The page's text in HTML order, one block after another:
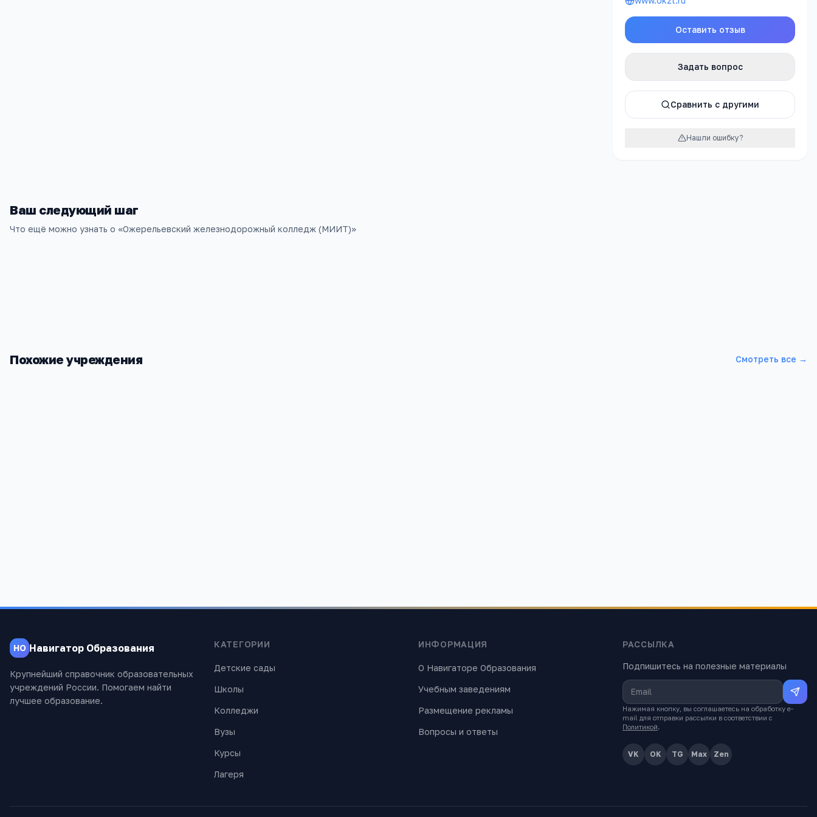
Оставить отзыв
Задать вопрос
Сравнить с другими
Нашли ошибку?
Ваш следующий шаг
Что ещё можно узнать о «Ожерельевский железнодорожный колледж (МИИТ)»
Похожие учреждения Смотреть все →
НО Навигатор Образования
Крупнейший справочник образовательных
учреждений России. Помогаем найти
лучшее образование.
КАТЕГОРИИ
Детские сады
Школы
Колледжи
Вузы
Курсы
Лагеря
ИНФОРМАЦИЯ
О Навигаторе Образования
Учебным заведениям
Размещение рекламы
Вопросы и ответы
РАССЫЛКА
Подпишитесь на полезные материалы
Нажимая кнопку, вы соглашаетесь на обработку e-
mail для отправки рассылки в соответствии с
Политикой.
VK OK TG Max Zen